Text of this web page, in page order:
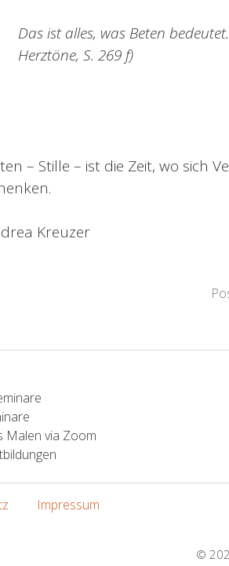
Das ist alles, was Beten
Herztöne, S. 269 f)
– Stille – ist die Zeit, wo sich
Kreuzer
Malen via Zoom
Impressum
©